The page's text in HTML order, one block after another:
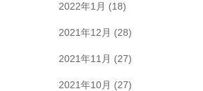
2022年1月 (18)
2021年12月 (28)
2021年11月 (27)
2021年10月 (27)